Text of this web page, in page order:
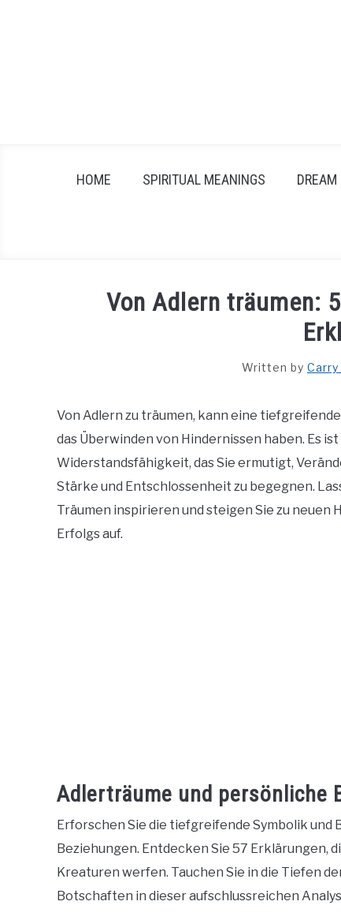
HOME SPIRITUAL MEANINGS
Von Adlern träumen:
Written by Carry
Von Adlern zu träumen, kann eine
das Überwinden von Hindernissen haben. Es
Widerstandsfähigkeit, das Sie ermutigt,
Stärke und Entschlossenheit zu begegnen.
Träumen inspirieren und steigen Sie zu neuen
Erfolgs auf.
Adlerträume und persönliche
Erforschen Sie die tiefgreifende Symbolik und
Beziehungen. Entdecken Sie 57 Erklärungen,
Kreaturen werfen. Tauchen Sie in die Tiefen
Botschaften in dieser aufschlussreichen